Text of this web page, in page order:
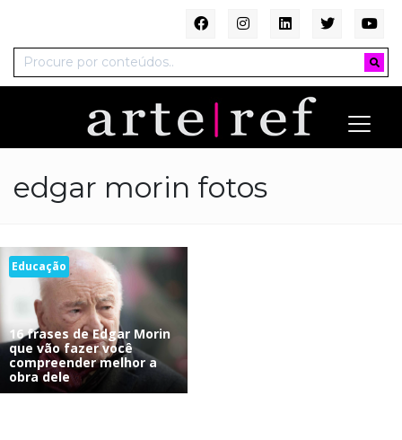
edgar morin fotos
Educação
16 frases de Edgar Morin
que vão fazer você
compreender melhor a
obra dele